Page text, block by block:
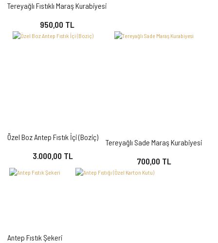
Tereyağlı Fıstıklı Maraş Kurabiyesi
950,00 TL
Özel Boz Antep Fıstık İçi (Boziç)
3.000,00 TL
Tereyağlı Sade Maraş Kurabiyesi
700,00 TL
Antep Fıstık Şekeri